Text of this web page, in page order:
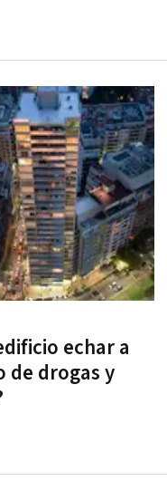
echar a
de drogas y